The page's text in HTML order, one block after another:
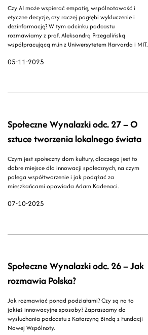
05-11-2025
Czy AI może wspierać empatię, wspólnotowość i
etyczne decyzje, czy raczej pogłębi wykluczenie i
dezinformację? W tym odcinku podcastu
rozmawiamy z prof. Aleksandrą Przegalińską
współpracującą m.in z Uniwersytetem Harvarda i MIT.
07-10-2025
Społeczne Wynalazki odc. 27 – O
sztuce tworzenia lokalnego świata
Czym jest społeczny dom kultury, dlaczego jest to
dobre miejsce dla innowacji społecznych, na czym
polega współtworzenie i jak podążać za
mieszkańcami opowiada Adam Kadenaci.
Społeczne Wynalazki odc. 26 – Jak
rozmawia Polska?
Jak rozmawiać ponad podziałami? Czy są na to
jakieś innowacyjne sposoby? Zapraszamy do
wysłuchania podcastu z Katarzyną Bindą z Fundacji
Nowej Wspólnoty.